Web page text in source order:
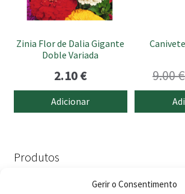
Gerir o Consentimento
Zinia Flor de Dalia Gigante
Doble Variada
2.10€
Adicionar
9.00€
Produtos